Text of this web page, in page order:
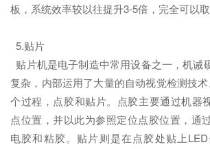
板，系统效率较以往提升3-5倍，完全可以取
5.贴片
贴片机是电子制造中常用设备之一，机诫
复杂，内部运用了大量的自动视觉检测技
个过程，点胶和贴片。点胶主要通过机器
点位置，并以此为参照定位点胶位置，通
电胶和粘胶。贴片则是在点胶处贴上